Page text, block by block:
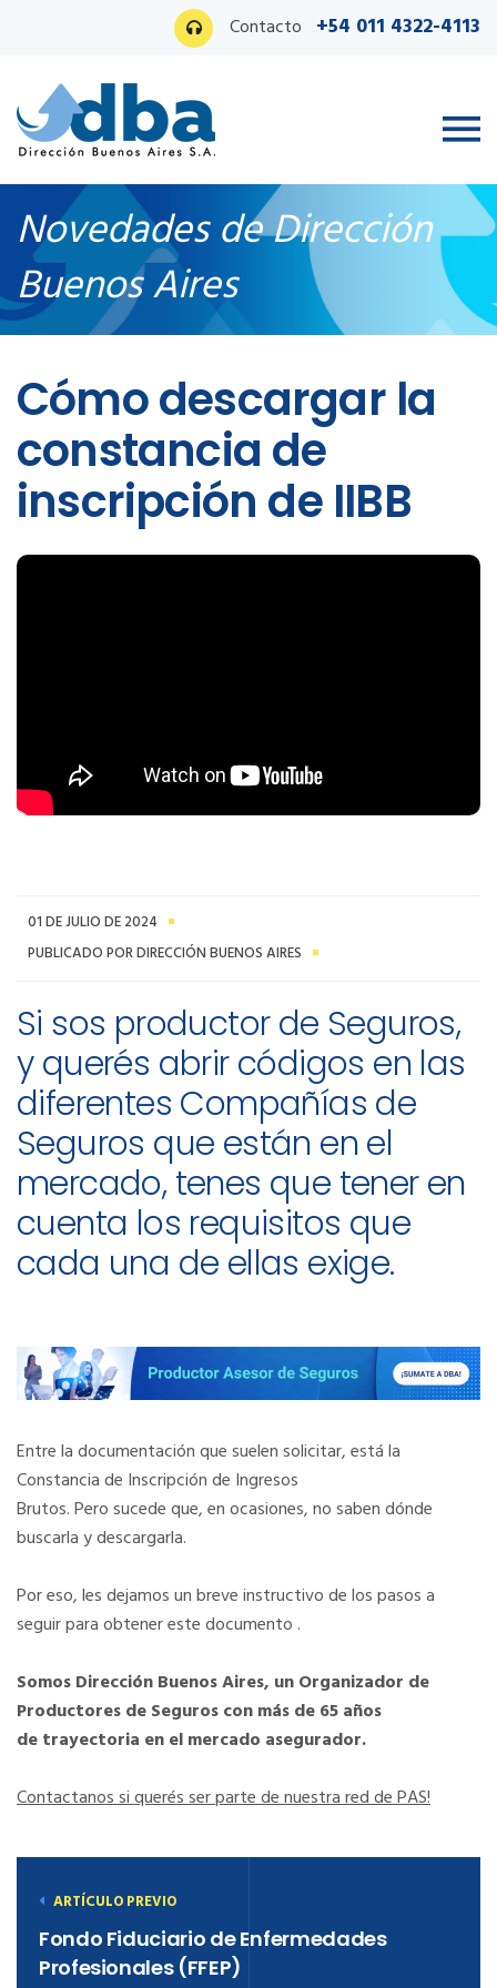
Contacto +54 011 4322-4113
Novedades de Dirección
Buenos Aires
Cómo descargar la
constancia de
inscripción de IIBB
01 DE JULIO DE 2024
PUBLICADO POR DIRECCIÓN BUENOS AIRES
Si sos productor de Seguros,
y querés abrir códigos en las
diferentes Compañías de
Seguros que están en el
mercado, tenes que tener en
cuenta los requisitos que
cada una de ellas exige.
Entre la documentación que suelen solicitar, está la
Constancia de Inscripción de Ingresos
Brutos. Pero sucede que, en ocasiones, no saben dónde
buscarla y descargarla.
Por eso, les dejamos un breve instructivo de los pasos a
seguir para obtener este documento .
Somos Dirección Buenos Aires, un Organizador de
Productores de Seguros con más de 65 años
de trayectoria en el mercado asegurador.
Contactanos si querés ser parte de nuestra red de PAS!
ARTÍCULO PREVIO
Fondo Fiduciario de Enfermedades
Profesionales (FFEP)